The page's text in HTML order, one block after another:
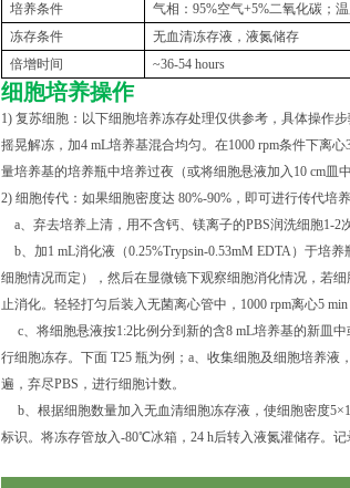
培养条件
气相： 95%空气+5%二氧化碳；温
冻存条件
无血清冻存液，液氮储存
倍增时间
~36-54 hours
细胞培养操作
1) 复苏细胞：以下细胞培养冻存处理仅供参考，具体操作
摇晃解冻，加4 mL培养基混合均匀。在1000 rpm条件下离
量培养基的培养瓶中培养过夜（或将细胞悬液加入10 cm皿
2) 细胞传代：如果细胞密度达 80%-90%，即可进行传代培养
a、弃去培养上清，用不含钙、镁离子的PBS润洗细胞
b、加1 mL消化液（0.25%Trypsin-0.53mM EDTA）于培
细胞情况而定），然后在显微镜下观察细胞消化情况，若
止消化。轻轻打匀后装入无菌离心管中，1000 rpm离心5
c、将细胞悬液按1:2比例分到新的含8 mL培养基的新皿
行细胞冻存。下面 T25 瓶为例；a、收集细胞及细胞培养液
遍，弃尽PBS，进行细胞计数。
b、根据细胞数量加入无血清细胞冻存液，使细胞密度
标识。将冻存管放入-80℃冰箱，24 h后转入液氮灌储存。